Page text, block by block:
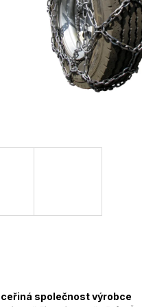
společnost výrobce